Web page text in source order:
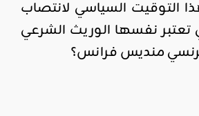
التوقيت السياسي لانتصاب
نفسها الوريث الشرعي
منديس فرانس؟